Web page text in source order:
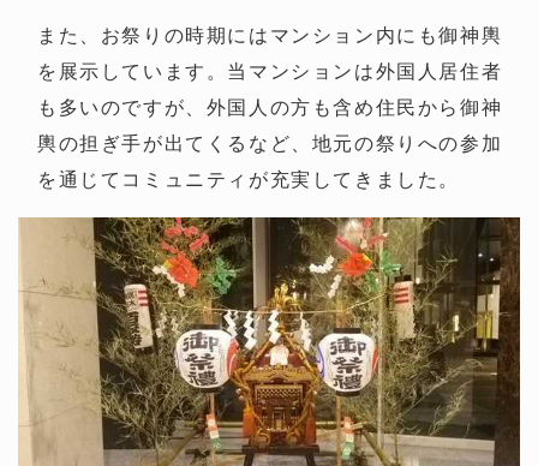
また、お祭りの時期にはマンション内にも御神輿
を展示しています。当マンションは外国人居住者
も多いのですが、外国人の方も含め住民から御神
輿の担ぎ手が出てくるなど、地元の祭りへの参加
を通じてコミュニティが充実してきました。